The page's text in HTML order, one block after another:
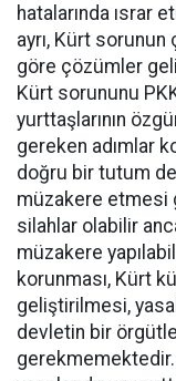
hatalarında ısrar
ayrı, Kürt sorunun
göre çözümler
Kürt sorununu
yurttaşlarının
gereken adımlar
doğru bir tutum
müzakere etmesi
silahlar olabilir
müzakere
korunması, Kürt
geliştirilmesi,
devletin bir